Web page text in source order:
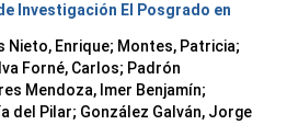
Investigación El Posgrado en
Nieto, Enrique; Montes, Patricia;
Forné, Carlos; Padrón
Mendoza, Imer Benjamín;
del Pilar; González Galván, Jorge